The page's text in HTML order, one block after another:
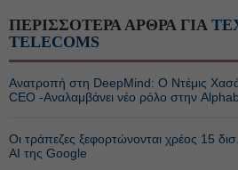
ΠΕΡΙΣΣΟΤΕΡΑ ΑΡΘΡΑ ΓΙΑ
TELECOMS
Ανατροπή στη DeepMind: Ο Ντέμις
CEO -Αναλαμβάνει νέο ρόλο στην
Οι τράπεζες ξεφορτώνονται χρέος 15
AI της Google